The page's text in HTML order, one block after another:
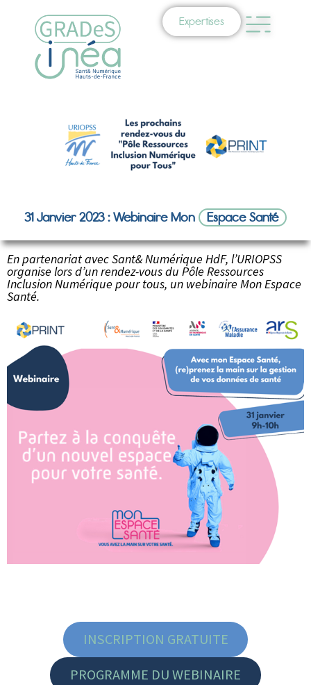
Expertises
31 Janvier 2023 : Webinaire Mon Espace Santé
En partenariat avec Sant& Numérique HdF, l’URIOPSS
organise lors d’un rendez-vous du Pôle Ressources
Inclusion Numérique pour tous, un webinaire Mon Espace
Santé.
INSCRIPTION GRATUITE
PROGRAMME DU WEBINAIRE